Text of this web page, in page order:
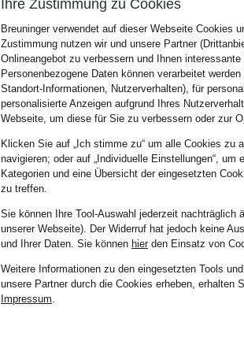
Ihre Zustimmung zu Cookies
Breuninger verwendet auf dieser Webseite Cookies
Zustimmung nutzen wir und unsere Partner
Onlineangebot zu verbessern und Ihnen
Personenbezogene Daten können verarbeitet
Standort-Informationen, Nutzerverhalten), für
personalisierte Anzeigen aufgrund Ihres
Webseite, um diese für Sie zu verbessern oder zur
Klicken Sie auf „Ich stimme zu“ um alle Cookies zu
navigieren; oder auf „Individuelle Einstellungen“,
Kategorien und eine Übersicht der eingesetzten
zu treffen.
Sie können Ihre Tool-Auswahl jederzeit nachträglich
unserer Webseite). Der Widerruf hat jedoch keine
und Ihrer Daten. Sie können hierden Einsatz von
Weitere Informationen zu den eingesetzten Tools
unsere Partner durch die Cookies erheben, erhalten
Impressum.